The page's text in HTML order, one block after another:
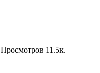
Просмотров 11.5к.